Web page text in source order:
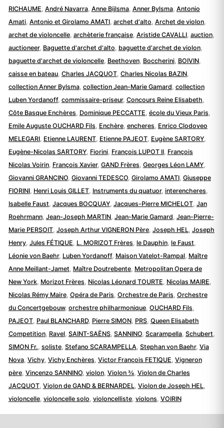
RICHAUME André Navarra, Anne Bijlsma, Anner Bylsma, Antonio
Amati, Antonio et Girolamo AMATI, archet d'alto Archet de violon,
archet de violoncelle, archèterie française, Aristide CAVALLI, auction,
auctioneer, Baguette d'archet d'alto baguette d'archet de violon,
baguette d'archet de violoncelle, Beethoven, Boccherini, BOIVIN,
caisse en bateau, Charles JACQUOT, Charles Nicolas BAZIN,
collection Anner Bylsma, collection Jean-Marie Gamard collection
Luben Yordanoff, commissaire-priseur, Concours Reine Elisabeth
Côte Basque Enchères Dominique PECCATTE école du Vieux Paris
Emile Auguste OUCHARD Fils Enchère, encheres Enrico Clodoveo
MELEGARI, Etienne LAURENT, Etienne PAJEOT, Eugène SARTORY,
Eugène-Nicolas SARTORY, Fiorini, François LUPOT II, François
Nicolas Voirin, François Xavier, GAND Frères Georges Léon LAMY,
Giovanni GRANCINO, Giovanni TEDESCO, Girolamo AMATI, Giuseppe
FIORINI, Henri Louis GILLET, Instruments du quatuor, interencheres
Isabelle Faust Jacques BOCQUAY, Jacques-Pierre MICHELOT, Jan
Roehrmann, Jean-Joseph MARTIN, Jean-Marie Gamard Jean-Pierre-
Marie PERSOIT, Joseph Arthur VIGNERON Père, Joseph HEL Joseph
Henry, Jules FÉTIQUE L. MORIZOT Frères le Dauphin, le Faust
Léonie von Baehr, Luben Yordanoff, Maison Vatelot-Rampal, Maître
Anne Meillant-Jamet Maître Doutrebente, Metropolitan Opera de
New York, Morizot Frères Nicolas Léonard TOURTE Nicolas MAIRE
Nicolas Rémy Maire, Opéra de Paris Orchestre de Paris Orchestre
du Concertgebouw, orchestre philharmonique, OUCHARD Fils
PAJEOT, Paul BLANCHARD, Pierre SIMON, PRS, Queen Elisabeth
Competition, Ravel, SAINT-SAËNS, SANNINO, Scarampella, Schubert
SIMON Fr. soliste, Stefano SCARAMPELLA Stephan von Baehr, Via
Nova, Vichy, Vichy Enchères Victor François FETIQUE Vigneron
père, Vincenzo SANNINO, violon, Violon ¾, Violon de Charles
JACQUOT, Violon de GAND & BERNARDEL Violon de Joseph HEL
violoncelle, violoncelle solo violoncelliste, violons VOIRIN